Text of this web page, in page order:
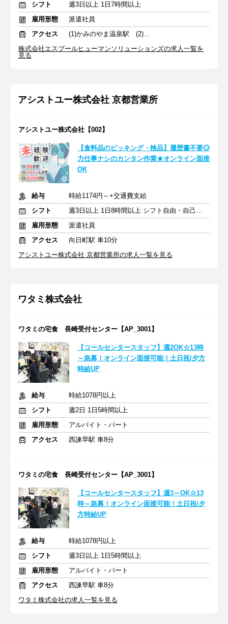
シフト
週3日以上 1日7時間以上
雇用形態
派遣社員
アクセス
(1)かみのやま温泉駅 (2)山形駅
株式会社エスプールヒューマンソリューションズの求人一覧を
見る
アシストユー株式会社 京都営業所
アシストユー株式会社【002】
【食料品のピッキング・検品】履歴書不要◎
力仕事ナシのカンタン作業★オンライン面接
OK
給与
時給1174円～+交通費支給
シフト
週3日以上 1日8時間以上 シフト自由・自己申告
雇用形態
派遣社員
アクセス
向日町駅 車10分
アシストユー株式会社 京都営業所の求人一覧を見る
ワタミ株式会社
ワタミの宅食 長崎受付センター【AP_3001】
【コールセンタースタッフ】週2OK☆13時
～急募！オンライン面接可能！土日祝/夕方
時給UP
給与
時給1078円以上
シフト
週2日 1日5時間以上
雇用形態
アルバイト・パート
アクセス
西諫早駅 車8分
ワタミの宅食 長崎受付センター【AP_3001】
【コールセンタースタッフ】週3～OK☆13
時～急募！オンライン面接可能！土日祝/夕
方時給UP
給与
時給1078円以上
シフト
週3日以上 1日5時間以上
雇用形態
アルバイト・パート
アクセス
西諫早駅 車8分
ワタミ株式会社の求人一覧を見る